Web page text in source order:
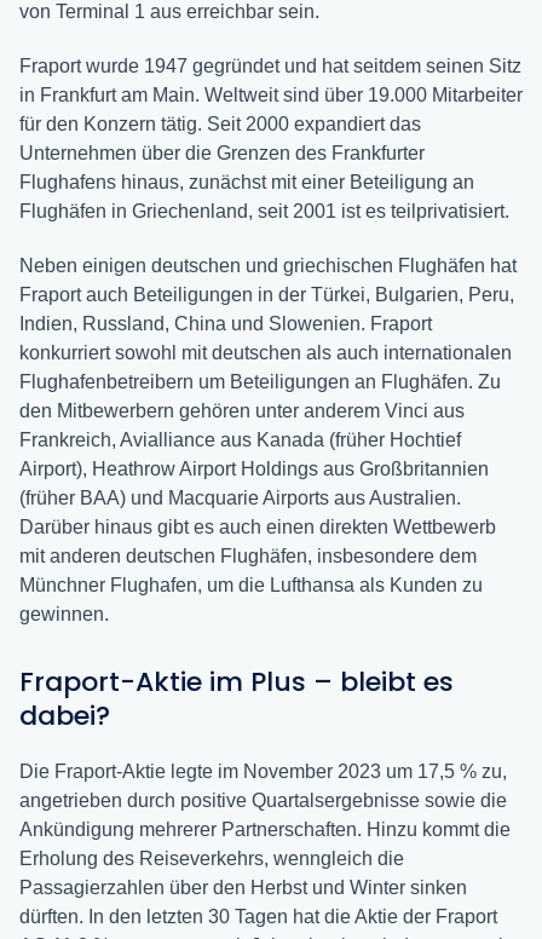
von Terminal 1 aus erreichbar sein.
Fraport wurde 1947 gegründet und hat seitdem seinen Sitz
in Frankfurt am Main. Weltweit sind über 19.000 Mitarbeiter
für den Konzern tätig. Seit 2000 expandiert das
Unternehmen über die Grenzen des Frankfurter
Flughafens hinaus, zunächst mit einer Beteiligung an
Flughäfen in Griechenland, seit 2001 ist es teilprivatisiert.
Neben einigen deutschen und griechischen Flughäfen hat
Fraport auch Beteiligungen in der Türkei, Bulgarien, Peru,
Indien, Russland, China und Slowenien. Fraport
konkurriert sowohl mit deutschen als auch internationalen
Flughafenbetreibern um Beteiligungen an Flughäfen. Zu
den Mitbewerbern gehören unter anderem Vinci aus
Frankreich, Avialliance aus Kanada (früher Hochtief
Airport), Heathrow Airport Holdings aus Großbritannien
(früher BAA) und Macquarie Airports aus Australien.
Darüber hinaus gibt es auch einen direkten Wettbewerb
mit anderen deutschen Flughäfen, insbesondere dem
Münchner Flughafen, um die Lufthansa als Kunden zu
gewinnen.
Fraport-Aktie im Plus – bleibt es
dabei?
Die Fraport-Aktie legte im November 2023 um 17,5 % zu,
angetrieben durch positive Quartalsergebnisse sowie die
Ankündigung mehrerer Partnerschaften. Hinzu kommt die
Erholung des Reiseverkehrs, wenngleich die
Passagierzahlen über den Herbst und Winter sinken
dürften. In den letzten 30 Tagen hat die Aktie der Fraport